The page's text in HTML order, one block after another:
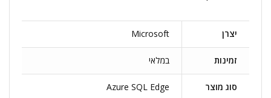
יצרן Microsoft
זמינות במלאי
סוג מוצר Azure SQL Edge